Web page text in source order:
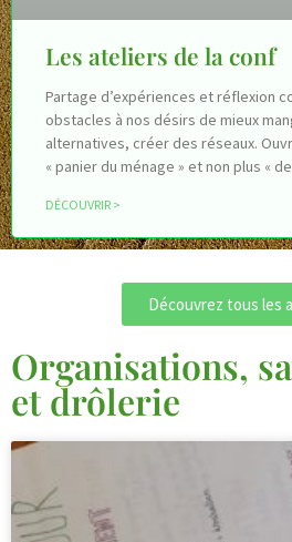
Les ateliers de la conf
Partage d’expériences et réflexion
obstacles à nos désirs de mieux
alternatives, créer des réseaux.
« panier du ménage » et non plus «
DÉCOUVRIR >
Découvrez tous les
Organisations,
et drôlerie